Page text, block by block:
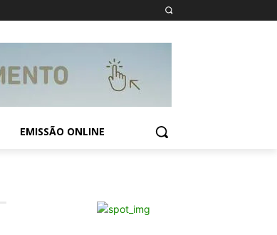
EMISSÃO ONLINE